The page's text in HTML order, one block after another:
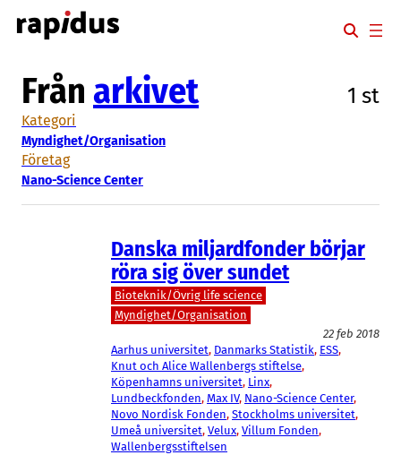
Hoppa
till
Från arkivet 1 st
Kategori
Myndighet/Organisation
Företag
Nano-Science Center
Danska miljardfonder börjar
röra sig över sundet
Bioteknik/Övrig life science
Myndighet/Organisation
22 feb 2018
Aarhus universitet, Danmarks Statistik, ESS
Knut och Alice Wallenbergs stiftelse
Köpenhamns universitet, Linx
Lundbeckfonden, Max IV, Nano-Science Center
Novo Nordisk Fonden, Stockholms universitet
Umeå universitet, Velux, Villum Fonden
Wallenbergsstiftelsen